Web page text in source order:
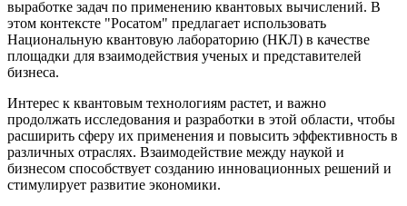
выработке задач по применению квантовых вычислений. В
этом контексте "Росатом" предлагает использовать
Национальную квантовую лабораторию (НКЛ) в качестве
площадки для взаимодействия ученых и представителей
бизнеса.
Интерес к квантовым технологиям растет, и важно
продолжать исследования и разработки в этой области, чтобы
расширить сферу их применения и повысить эффективность в
различных отраслях. Взаимодействие между наукой и
бизнесом способствует созданию инновационных решений и
стимулирует развитие экономики.